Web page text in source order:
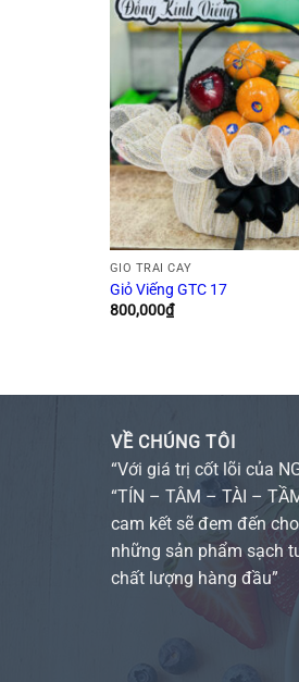
GIỎ TRÁI CÂY
Giỏ Viếng GTC 17
800,000₫
VỀ CHÚNG TÔI
“Với giá trị cốt lõi của
“TÍN – TÂM – TÀI –
cam kết sẽ đem đến
những sản phẩm sạch
chất lượng hàng đầu”